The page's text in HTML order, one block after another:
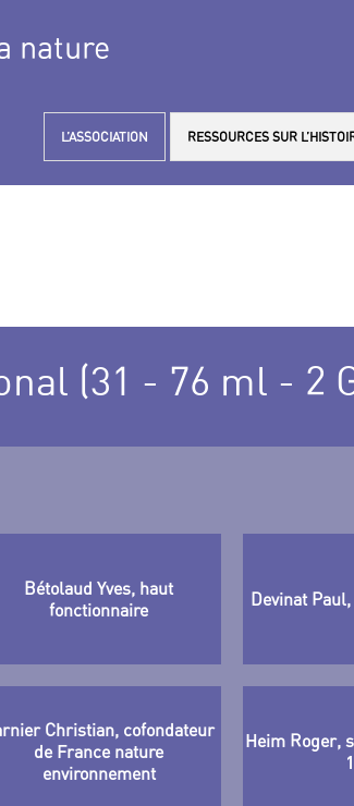
nature
L’ASSOCIATION RESSOURCES SUR
(31 - 76 ml - 2
Bétolaud Yves, haut
fonctionnaire
Devinat
Christian, cofondateur
de France nature
environnement
Heim Roger,